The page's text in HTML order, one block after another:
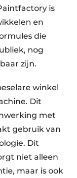
is
en
die
nog
zijn.
winkel
Dit
met
gebruik van
Dit
niet alleen
maar is ook